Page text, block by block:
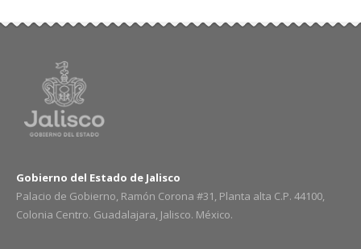
Gobierno del Estado de Jalisco
Palacio de Gobierno, Ramón Corona #31, Planta alta C.P. 44100,
Colonia Centro. Guadalajara, Jalisco. México.